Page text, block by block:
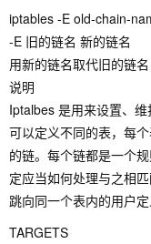
iptables -E old-chain-
-E 旧的链名 新的链名
用新的链名取代旧的链名
说明
Iptalbes 是用来设置、
可以定义不同的表，每
的链。每个链都是一个
定应当如何处理与之相
跳向同一个表内的用户定
TARGETS